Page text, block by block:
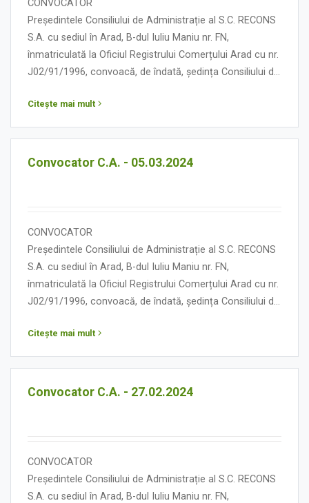
CONVOCATOR
Președintele Consiliului de Administrație al S.C. RECONS
S.A. cu sediul în Arad, B-dul Iuliu Maniu nr. FN,
înmatriculată la Oficiul Registrului Comerțului Arad cu nr.
J02/91/1996, convoacă, de îndată, ședința Consiliului de
următoarea:
Citește mai mult
Convocator C.A. - 05.03.2024
CONVOCATOR
Președintele Consiliului de Administrație al S.C. RECONS
S.A. cu sediul în Arad, B-dul Iuliu Maniu nr. FN,
înmatriculată la Oficiul Registrului Comerțului Arad cu nr.
J02/91/1996, convoacă, de îndată, ședința Consiliului de
următoarea:
Citește mai mult
Convocator C.A. - 27.02.2024
CONVOCATOR
Președintele Consiliului de Administrație al S.C. RECONS
S.A. cu sediul în Arad, B-dul Iuliu Maniu nr. FN,